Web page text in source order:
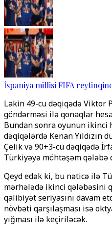
İspaniya millisi FIFA
Lakin 49-cu dəqiqədə Viktor
göndərməsi ilə qonaqlar
Bundan sonra oyunun ikinci
dəqiqələrdə Kenan Yıldızın
Çelik və 90+3-cü dəqiqədə
Türkiyəyə möhtəşəm qələbə
Qeyd edək ki, bu nəticə ilə
mərhələdə ikinci qələbəsini
qalibiyət seriyasını davam
növbəti qarşılaşması isə
yığması ilə keçiriləcək.